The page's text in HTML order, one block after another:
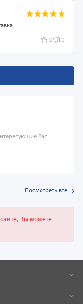
0 0
Вас
Посмотреть все
сайте, Вы можете